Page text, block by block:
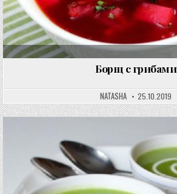
Борщ с грибами
NATASHA 25.10.2019